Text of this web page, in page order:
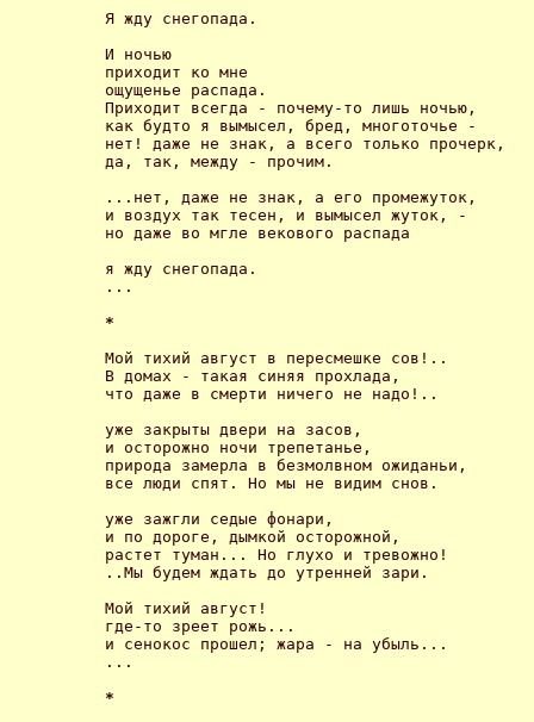
Я жду снегопада.
И ночью
приходит ко мне
ощущенье распада.
Приходит всегда - почему-то лишь ночью,
как будто я вымысел, бред, многоточье -
нет! даже не знак, а всего только прочерк,
да, так, между - прочим.
...нет, даже не знак, а его промежуток,
и воздух так тесен, и вымысел жуток, -
но даже во мгле векового распада
я жду снегопада.
...
*
Мой тихий август в пересмешке сов!..
В домах - такая синяя прохлада,
что даже в смерти ничего не надо!..
уже закрыты двери на засов,
и осторожно ночи трепетанье,
природа замерла в безмолвном ожиданьи,
все люди спят. Но мы не видим снов.
уже зажгли седые фонари,
и по дороге, дымкой осторожной,
растет туман... Но глухо и тревожно!
..Мы будем ждать до утренней зари.
Мой тихий август!
где-то зреет рожь...
и сенокос прошел; жара - на убыль...
...
*